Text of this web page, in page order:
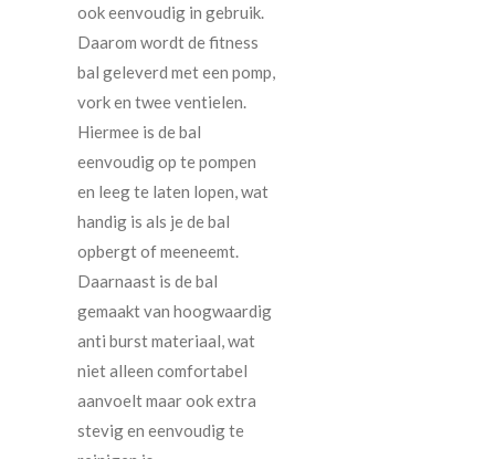
ook eenvoudig in gebruik.
Daarom wordt de fitness
bal geleverd met een pomp,
vork en twee ventielen.
Hiermee is de bal
eenvoudig op te pompen
en leeg te laten lopen, wat
handig is als je de bal
opbergt of meeneemt.
Daarnaast is de bal
gemaakt van hoogwaardig
anti burst materiaal, wat
niet alleen comfortabel
aanvoelt maar ook extra
stevig en eenvoudig te